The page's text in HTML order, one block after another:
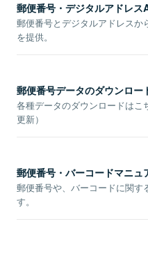
郵便番号・デジタルアドレス
郵便番号とデジタルアドレスか
を提供。
郵便番号データのダウンロー
各種データのダウンロードはこ
更新）
郵便番号・バーコードマニュ
郵便番号や、バーコードに関す
す。